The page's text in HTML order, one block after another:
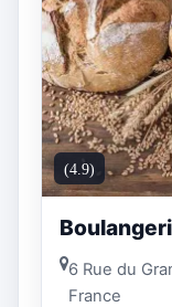
(4.9)
6 Rue du
France